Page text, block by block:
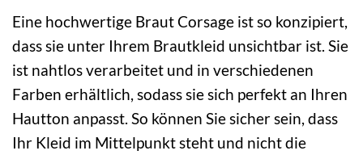
Eine hochwertige Braut Corsage ist so konzipiert,
dass sie unter Ihrem Brautkleid unsichtbar ist. Sie
ist nahtlos verarbeitet und in verschiedenen
Farben erhältlich, sodass sie sich perfekt an Ihren
Hautton anpasst. So können Sie sicher sein, dass
Ihr Kleid im Mittelpunkt steht und nicht die